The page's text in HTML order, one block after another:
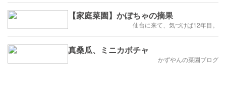
【家庭菜園】かぼちゃの摘果
仙台に来て、気づけば12年目。
真桑瓜、ミニカボチャ
かずやんの菜園ブログ